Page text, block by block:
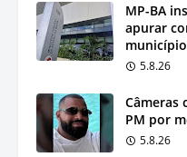
MP-BA
apurar
5.8.26
Câmeras
PM por
5.8.26